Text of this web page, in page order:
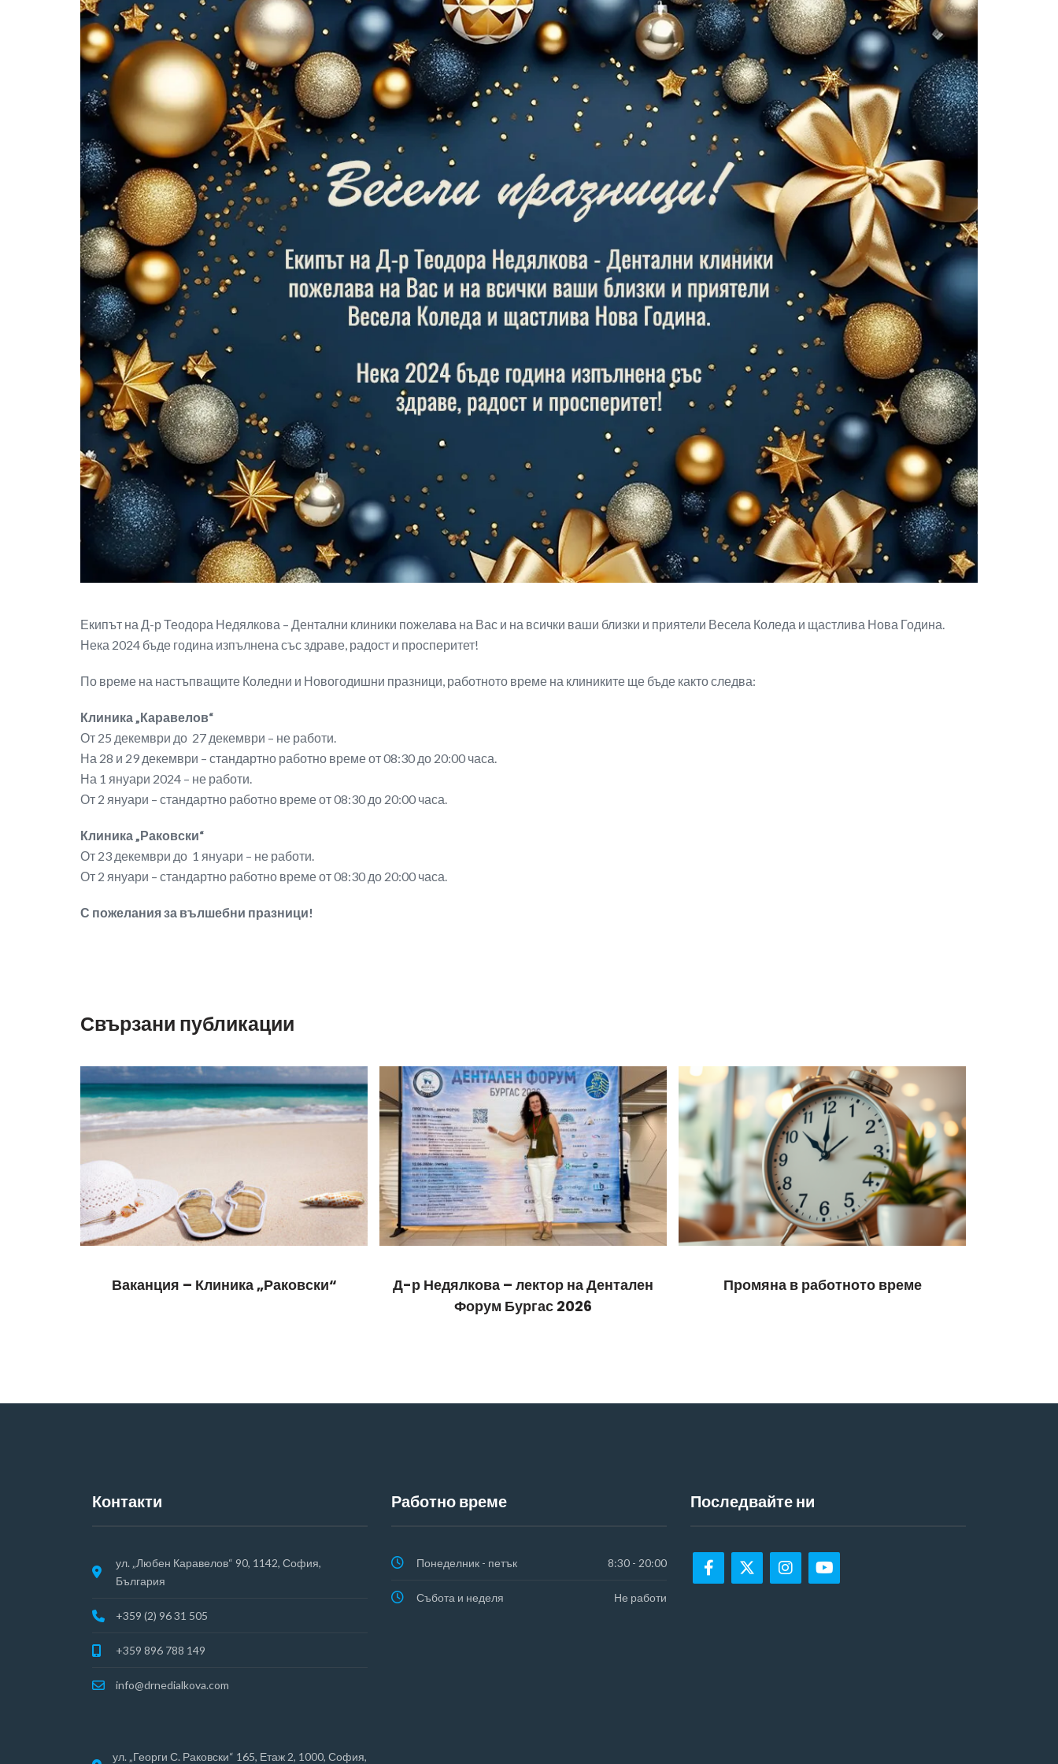
Екипът на Д-р Теодора Недялкова – Дентални клиники пожелава на Вас и на всички ваши близки и приятели Весела Коледа и щастлива Нова Година.
Нека 2024 бъде година изпълнена със здраве, радост и просперитет!
По време на настъпващите Коледни и Новогодишни празници, работното време на клиниките ще бъде както следва:
Клиника „Каравелов“
От 25 декември до 27 декември – не работи.
На 28 и 29 декември – стандартно работно време от 08:30 до 20:00 часа.
На 1 януари 2024 – не работи.
От 2 януари – стандартно работно време от 08:30 до 20:00 часа.
Клиника „Раковски“
От 23 декември до 1 януари – не работи.
От 2 януари – стандартно работно време от 08:30 до 20:00 часа.
С пожелания за вълшебни празници!
Свързани публикации
Ваканция – Клиника „Раковски“
Д-р Недялкова – лектор на Дентален
Форум Бургас 2026
Промяна в работното време
Контакти
ул. „Любен Каравелов“ 90, 1142, София,
България
+359 (2) 96 31 505
+359 896 788 149
info@drnedialkova.com
ул. „Георги С. Раковски“ 165, Етаж 2, 1000, София,
Работно време
Понеделник - петък 8:30 - 20:00
Събота и неделя Не работи
Последвайте ни